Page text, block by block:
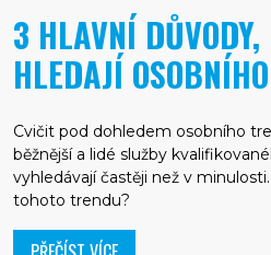
3 HLAVNÍ
HLEDAJÍ
Cvičit pod dohledem osobního
běžnější a lidé služby
vyhledávají častěji než v
tohoto trendu?